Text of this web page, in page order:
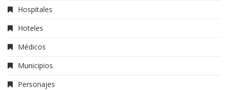
Hospitales
Hoteles
Médicos
Municipios
Personajes